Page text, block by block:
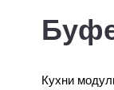
Кухни